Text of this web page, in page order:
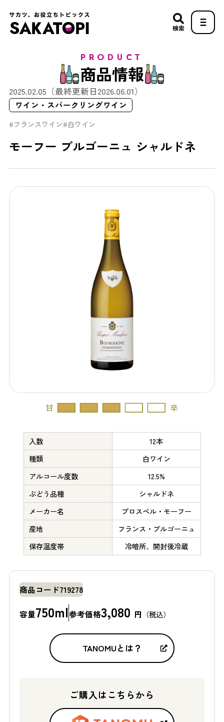
検索
PRODUCT
商品情報
2025.02.05 （最終更新日2026.06.01）
ワイン・スパークリングワイン
フランスワイン 白ワイン
モーフー ブルゴーニュ シャルドネ
入数
12本
種類
白ワイン
アルコール度数
12.5%
ぶどう品種
シャルドネ
メーカー名
プロスペル・モーフー
産地
フランス・ブルゴーニュ
保存温度帯
冷暗所、開封後冷蔵
商品コード719278
容量750ml参考価格3,080 円 （税込）
TANOMUとは？
ご購入はこちらから